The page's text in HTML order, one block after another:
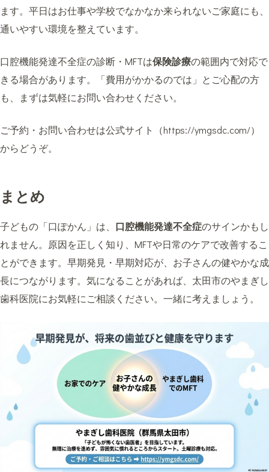
ます。平日はお仕事や学校でなかなか来られないご家庭にも、
通いやすい環境を整えています。
口腔機能発達不全症の診断・MFTは保険診療の範囲内で対応で
きる場合があります。「費用がかかるのでは」とご心配の方
も、まずは気軽にお問い合わせください。
ご予約・お問い合わせは公式サイト（https://ymgsdc.com/）
からどうぞ。
まとめ
子どもの「口ぽかん」は、 口腔機能発達不全症のサインかもし
れません。原因を正しく知り、MFTや日常のケアで改善するこ
とができます。早期発見・早期対応が、お子さんの健やかな成
長につながります。気になることがあれば、太田市のやまぎし
歯科医院にお気軽にご相談ください。一緒に考えましょう。